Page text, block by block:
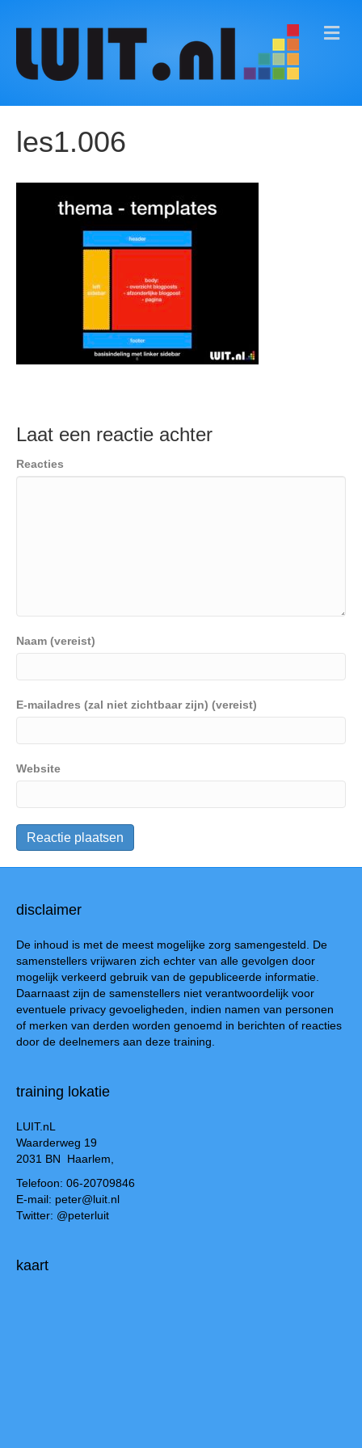
M
E
les1.006
Laat een reactie achter
Reacties
Naam (vereist)
E-mailadres (zal niet zichtbaar zijn) (vereist)
Website
disclaimer
De inhoud is met de meest mogelijke zorg samengesteld. De
samenstellers vrijwaren zich echter van alle gevolgen door
mogelijk verkeerd gebruik van de gepubliceerde informatie.
Daarnaast zijn de samenstellers niet verantwoordelijk voor
eventuele privacy gevoeligheden, indien namen van personen
of merken van derden worden genoemd in berichten of reacties
door de deelnemers aan deze training.
training lokatie
LUIT.nL
Waarderweg 19
2031 BN Haarlem,
Telefoon: 06-20709846
E-mail: peter@luit.nl
Twitter: @peterluit
kaart